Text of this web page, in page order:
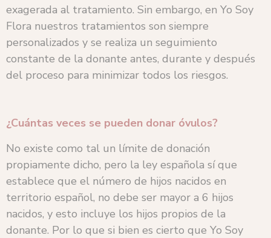
exagerada al tratamiento. Sin embargo, en Yo Soy
Flora nuestros tratamientos son siempre
personalizados y se realiza un seguimiento
constante de la donante antes, durante y después
del proceso para minimizar todos los riesgos.
¿Cuántas veces se pueden donar óvulos?
No existe como tal un límite de donación
propiamente dicho, pero la ley española sí que
establece que el número de hijos nacidos en
territorio español, no debe ser mayor a 6 hijos
nacidos, y esto incluye los hijos propios de la
donante. Por lo que si bien es cierto que Yo Soy